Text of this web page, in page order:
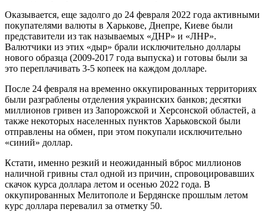
Оказывается, еще задолго до 24 февраля 2022 года активными
покупателями валюты в Харькове, Днепре, Киеве были
представители из так называемых «ДНР» и «ЛНР».
Валютчики из этих «дыр» брали исключительно доллары
нового образца (2009-2017 года выпуска) и готовы были за
это переплачивать 3-5 копеек на каждом долларе.
После 24 февраля на временно оккупированных территориях
были разграблены отделения украинских банков; десятки
миллионов гривен из Запорожской и Херсонской областей, а
также некоторых населенных пунктов Харьковской были
отправлены на обмен, при этом покупали исключительно
«синий» доллар.
Кстати, именно резкий и неожиданный вброс миллионов
наличной гривны стал одной из причин, спровоцировавших
скачок курса доллара летом и осенью 2022 года. В
оккупированных Мелитополе и Бердянске прошлым летом
курс доллара перевалил за отметку 50.